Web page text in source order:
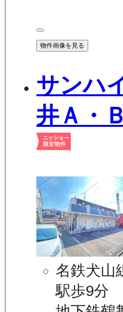
物件画像を見る
サンハ
井Ａ・Ｂ
名鉄犬山
駅歩9分